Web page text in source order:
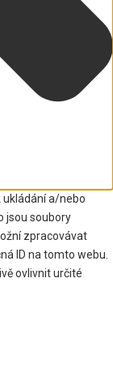
ukládání a/nebo
jsou soubory
zpracovávat
ID na tomto webu.
ovlivnit určité